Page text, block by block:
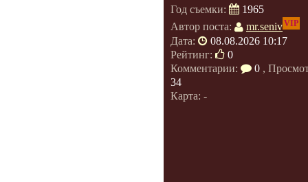
Год съемки:
1965
Автор поста:
mr.senivVIP
Дата:
08.08.2026 10:17
Рейтинг:
0
Комментарии:
0 ,
34
Карта: -